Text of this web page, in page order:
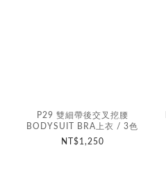
P29 雙細帶後交叉挖腰
BODYSUIT BRA上衣 / 3色
NT$1,250